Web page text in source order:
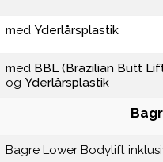
med Yderlårsplastik
med BBL (Brazilian Butt
og Yderlårsplastik
Bagre Lower Bodylift